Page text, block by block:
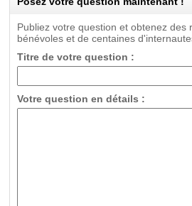
Publiez votre question et obtenez des
bénévoles et de centaines
Titre de votre question :
Votre question en détails :